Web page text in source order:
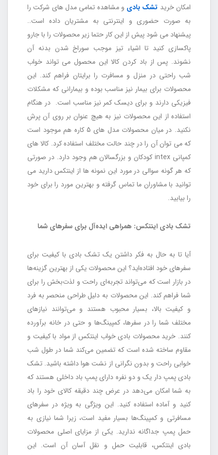
امکان خرید تشک بادی و مشاهده تمامی مدل های شرکت را
به صورت حضوری و اینترنتی به مشتریان داده است..
پیشنهاد می شود پیش از این کار حتما زیر محصولات را با جارو
پاکسازی کنید تا اشیاء تیز موجب سوراخ شدن بدنه آن
نشوند. پس از باد کردن کالا این محصول می تواند خواب
شب راحتی در منزل و مسافرت را برایتان فراهم کند. این
محصولات برای بیمار نیز مناسب بوده و بیمارانی که مشکلات
فیزیکی دارند و برای دیسک کمر نیز مناسب است. در هنگام
استفاده از این محصولات نیز به هیچ عنوان بر روی آن پرش
نکنید. در میان محصولات مدل های 5 کاره هم موجود است
که می توان آن را در چند حالت مختلف استفاده کرد. کالا های
کمپانی intex کودکان و بزرگسالان هم وجود دارد. در صورتی
که هر گونه سوالی در مورد این نمونه ها از اینتکس دارید می
توانید با مشاوران ما تماس گرفته و بهترین مورد را برای خود
را بیابید.
تشک بادی اینتکس: همراهی ایده‌آل برای سفرهای شما
آیا تا به حال به فکر داشتن یک تشک بادی با کیفیت برای
سفرهای خود افتاده‌اید؟ این محصولات یکی از بهترین گزینه‌ها
در بازار است که می‌تواند تجربه‌ای راحت و لذت‌بخش را برای
شما فراهم کند. این محصولات به دلیل طراحی منحصر به فرد
و کیفیت بالا، بسیار محبوب هستند و می‌توانند نیازهای
مختلف شما را در سفرها، کمپینگ‌ها و حتی در خانه برآورده
کنند. خرید محصولات بادی خواب اینتکس از مواد با کیفیت و
مقاوم ساخته شده است که تضمین می‌کند شما در طول شب
خوابی راحت و بدون نگرانی از نشت هوا داشته باشید. تشک
بادی پمپ دار یک و دو نفره دارای پمپ باد داخلی هستند که
به شما امکان می‌دهد در عرض چند دقیقه کالای خود را باد
کنید و آماده استفاده کنید. این ویژگی به ویژه در سفرهای
مسافرتی و کمپینگ‌ها بسیار مفید است، زیرا شما نیازی به
حمل پمپ جداگانه ندارید. یکی از مزایای اصلی محصولات
بادی اینتکس، قابلیت حمل و نقل آسان آن است. این